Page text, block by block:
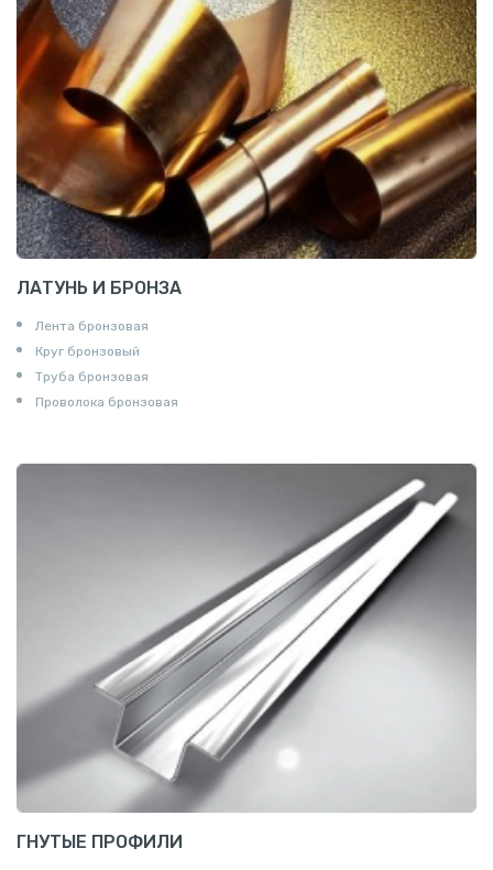
ЛАТУНЬ И БРОНЗА
Лента бронзовая
Круг бронзовый
Труба бронзовая
Проволока бронзовая
ГНУТЫЕ ПРОФИЛИ